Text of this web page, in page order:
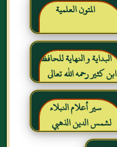
المتون العلمية
البداية و النهاية للحافظ
ابن كثير رحمه الله تعالى
سير أعلام النبلاء
لشمس الدين الذهبي